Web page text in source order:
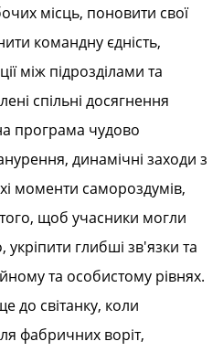
місць, поновити свої
командну єдність,
між підрозділами та
спільні досягнення
програма чудово
динамічні заходи з
моменти самороздумів,
щоб учасники могли
глибші зв'язки та
та особистому рівнях.
до світанку, коли
фабричних воріт,